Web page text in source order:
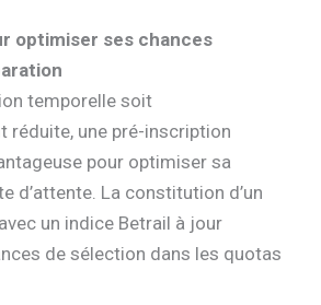
optimiser ses chances
temporelle soit
réduite, une pré-inscription
pour optimiser sa
d’attente. La constitution d’un
un indice Betrail à jour
de sélection dans les quotas